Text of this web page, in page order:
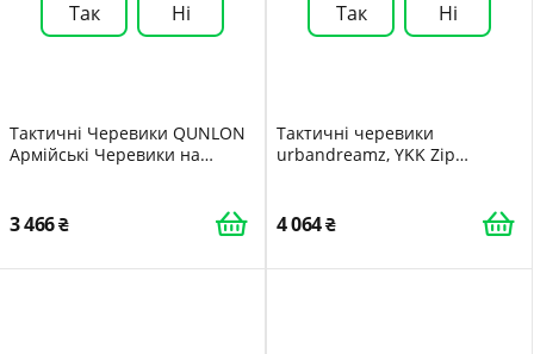
Так Ні
Тактичні Черевики QUNLON
Армійські Черевики на
3 466
Так Ні
Тактичні черевики
urbandreamz, YKK Zip
4 064